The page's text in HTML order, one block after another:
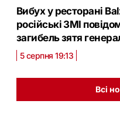
Вибух у ресторані
російські ЗМІ
загибель зятя
5 серпня 19:13
Всі